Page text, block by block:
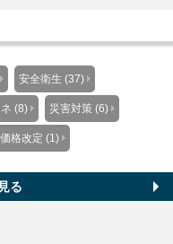
安全衛生 (37)
(8) 災害対策 (6)
価格改定 (1)
る